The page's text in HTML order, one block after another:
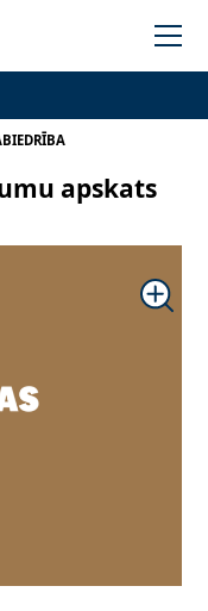
apskats